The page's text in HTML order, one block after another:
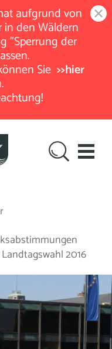
aufgrund von
den Wäldern
"Sperrung der
Sie >>hier
2016